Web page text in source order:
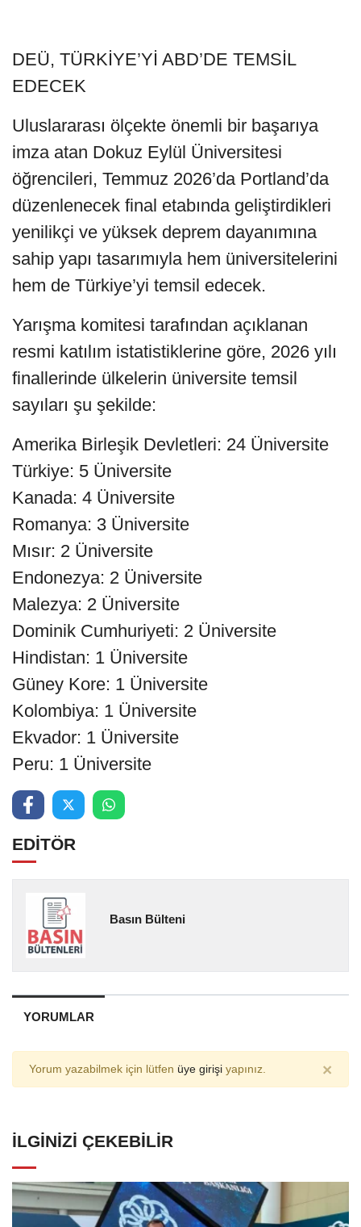
DEÜ, TÜRKİYE’Yİ ABD’DE TEMSİL
EDECEK
Uluslararası ölçekte önemli bir başarıya
imza atan Dokuz Eylül Üniversitesi
öğrencileri, Temmuz 2026’da Portland’da
düzenlenecek final etabında geliştirdikleri
yenilikçi ve yüksek deprem dayanımına
sahip yapı tasarımıyla hem üniversitelerini
hem de Türkiye’yi temsil edecek.
Yarışma komitesi tarafından açıklanan
resmi katılım istatistiklerine göre, 2026 yılı
finallerinde ülkelerin üniversite temsil
sayıları şu şekilde:
Amerika Birleşik Devletleri: 24 Üniversite
Türkiye: 5 Üniversite
Kanada: 4 Üniversite
Romanya: 3 Üniversite
Mısır: 2 Üniversite
Endonezya: 2 Üniversite
Malezya: 2 Üniversite
Dominik Cumhuriyeti: 2 Üniversite
Hindistan: 1 Üniversite
Güney Kore: 1 Üniversite
Kolombiya: 1 Üniversite
Ekvador: 1 Üniversite
Peru: 1 Üniversite
EDİTÖR
Basın Bülteni
YORUMLAR
Yorum yazabilmek için lütfen üye girişi yapınız. ×
İLGINIZI ÇEKEBILIR